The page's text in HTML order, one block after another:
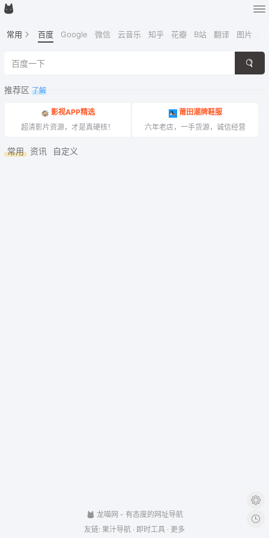
常用 百度 Google 微信 云音乐 知乎 花瓣 B站 翻译 图片
推荐区 了解
影视APP精选
超清影片资源，才是真硬核！
莆田潮牌鞋服
六年老店，一手货源，诚信经营
常用 资讯 自定义
龙喵网 - 有态度的网址导航
友链: 果汁导航 · 即时工具 · 更多